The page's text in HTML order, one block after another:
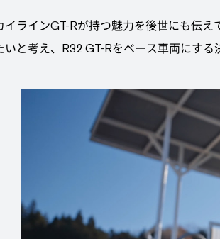
イラインGT-Rが持つ魅力を後世にも伝
と考え、R32 GT-Rをベース車両にする